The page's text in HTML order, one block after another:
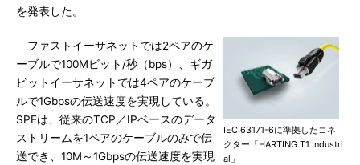
を発表した。
IEC 63171-6に準拠したコネ
クター「HARTING T1 Industri
al」
ファストイーサネットでは2ペアのケ
ーブルで100Mビット/秒（bps）、ギガ
ビットイーサネットでは4ペアのケーブ
ルで1Gbpsの伝送速度を実現している。
SPEは、従来のTCP／IPベースのデータ
ストリームを1ペアのケーブルのみで伝
送でき、10M～1Gbpsの伝送速度を実現